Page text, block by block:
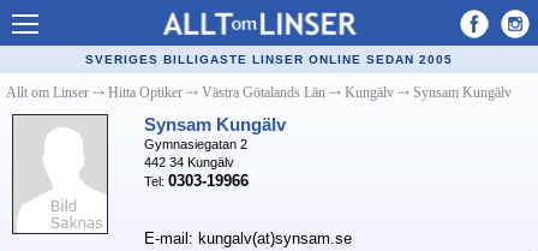
Allt om Linser
Billiga kontaktlinser
Köpa linser på nätet
Återförsäljare linser
Populära linser
SVERIGES BILLIGASTE LINSER ONLINE SEDAN 2005
Allt om Linser ⤏ Hitta Optiker ⤏ Västra Götalands Län ⤏ Kungälv ⤏ Synsam Kungälv
Synsam Kungälv
Gymnasiegatan 2
442 34 Kungälv
Tel: 0303-19966
E-mail: kungalv(at)synsam.se